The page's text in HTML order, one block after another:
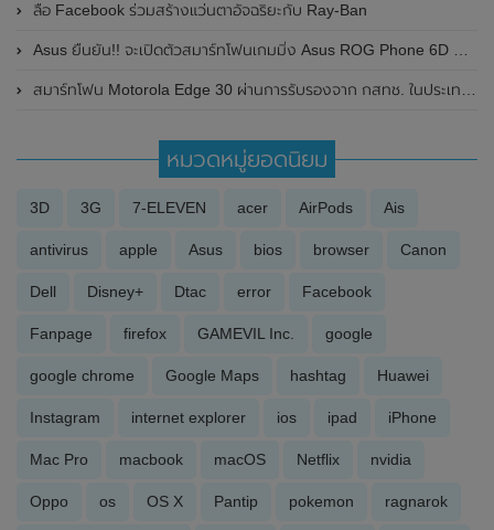
ลือ Facebook ร่วมสร้างแว่นตาอัจฉริยะกับ Ray-Ban
Asus ยืนยัน!! จะเปิดตัวสมาร์ทโฟนเกมมิ่ง Asus ROG Phone 6D Ultimate รุ่นใหม่ที่มาพร้อมชิป Dimensity 9000+ ทั่วโลกในวันที่ 19 กันยายน 2022 นี้
สมาร์ทโฟน Motorola Edge 30 ผ่านการรับรองจาก กสทช. ในประเทศไทยแล้ว คาดเปิดตัวในเร็วๆนี้
หมวดหมู่ยอดนิยม
3D 3G 7-ELEVEN acer AirPods Ais
antivirus apple Asus bios browser Canon
Dell Disney+ Dtac error Facebook
Fanpage firefox GAMEVIL Inc. google
google chrome Google Maps hashtag Huawei
Instagram internet explorer ios ipad iPhone
Mac Pro macbook macOS Netflix nvidia
Oppo os OS X Pantip pokemon ragnarok